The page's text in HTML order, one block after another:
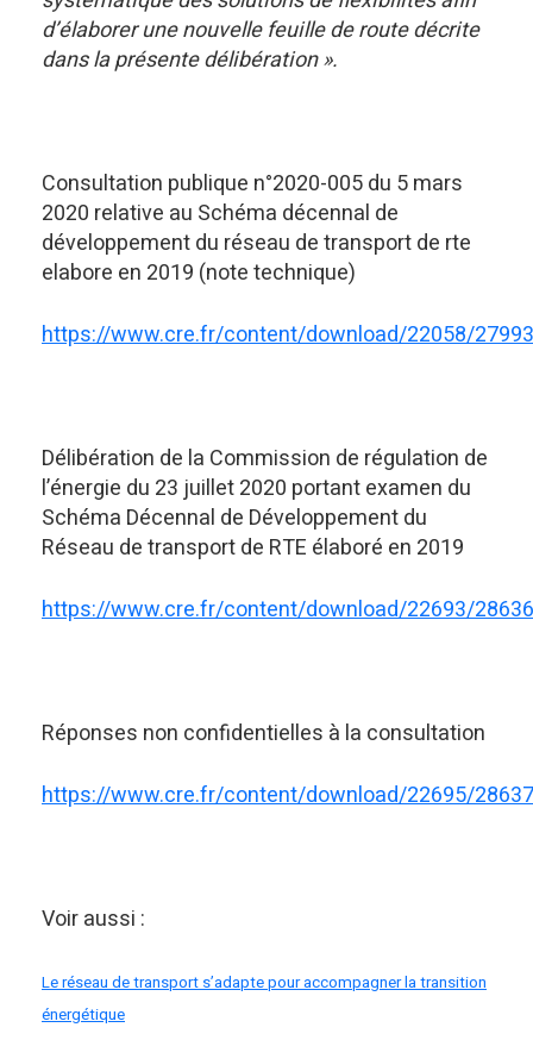
d’élaborer une nouvelle feuille de route décrite
dans la présente délibération ».
Consultation publique n°2020-005 du 5 mars
2020 relative au Schéma décennal de
développement du réseau de transport de rte
elabore en 2019 (note technique)
https://www.cre.fr/content/download/22058/
Délibération de la Commission de régulation de
l’énergie du 23 juillet 2020 portant examen du
Schéma Décennal de Développement du
Réseau de transport de RTE élaboré en 2019
https://www.cre.fr/content/download/22693/
Réponses non confidentielles à la consultation
https://www.cre.fr/content/download/22695/
Voir aussi :
Le réseau de transport s’adapte pour accompagner la transition
énergétique